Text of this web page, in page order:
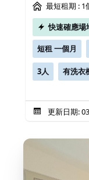
最短租期 : 1
快速確應場
短租 一個月
3人 有洗衣
更新日期: